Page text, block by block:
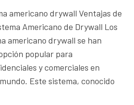
americano drywall Ventajas de
Americano de Drywall Los
americano drywall se han
popular para
y comerciales en
Este sistema, conocido